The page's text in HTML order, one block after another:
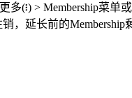
(፧) > Membership菜单
，延长前的Membership